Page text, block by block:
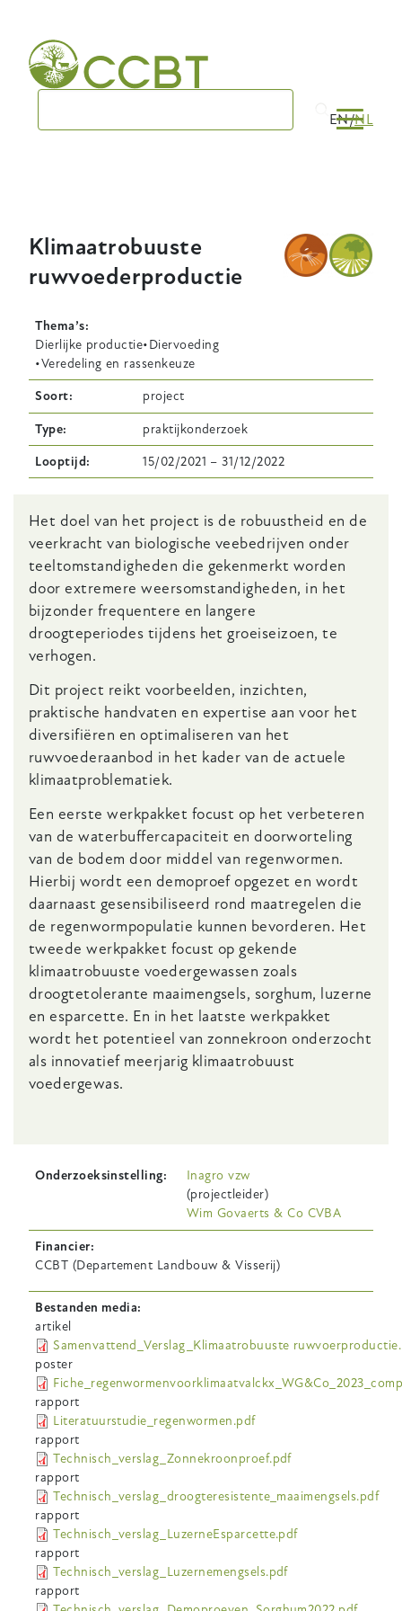
main
navigation
EN NL
Klimaatrobuuste
ruwvoederproductie
Thema’s
Dierlijke productie Diervoeding
Veredeling en rassenkeuze
Soort project
Type praktijkonderzoek
Looptijd 15/02/2021 –31/12/2022
Body
Het doel van het project is de robuustheid en de
veerkracht van biologische veebedrijven onder
teeltomstandigheden die gekenmerkt worden
door extremere weersomstandigheden, in het
bijzonder frequentere en langere
droogteperiodes tijdens het groeiseizoen, te
verhogen.
Dit project reikt voorbeelden, inzichten,
praktische handvaten en expertise aan voor het
diversifiëren en optimaliseren van het
ruwvoederaanbod in het kader van de actuele
klimaatproblematiek.
Een eerste werkpakket focust op het verbeteren
van de waterbuffercapaciteit en doorworteling
van de bodem door middel van regenwormen.
Hierbij wordt een demoproef opgezet en wordt
daarnaast gesensibiliseerd rond maatregelen die
de regenwormpopulatie kunnen bevorderen. Het
tweede werkpakket focust op gekende
klimaatrobuuste voedergewassen zoals
droogtetolerante maaimengsels, sorghum, luzerne
en esparcette. En in het laatste werkpakket
wordt het potentieel van zonnekroon onderzocht
als innovatief meerjarig klimaatrobuust
voedergewas.
Onderzoeksinstelling
Inagro vzw
(projectleider)
Wim Govaerts & Co CVBA
Financier
CCBT (Departement Landbouw & Visserij)
Bestanden media
artikel
Samenvattend_Verslag_Klimaatrobuuste
poster
rapport
Literatuurstudie_regenwormen.pdf
rapport
Technisch_verslag_Zonnekroonproef.pdf
rapport
Technisch_verslag_droogteresistente_maaimengsels.pdf
rapport
Technisch_verslag_LuzerneEsparcette.pdf
rapport
Technisch_verslag_Luzernemengsels.pdf
rapport